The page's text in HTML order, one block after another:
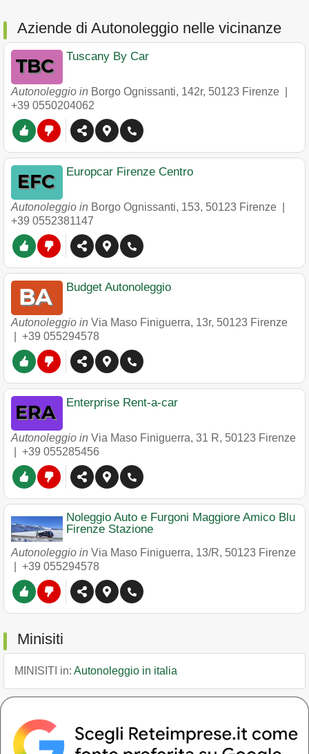
Aziende di Autonoleggio nelle vicinanze
Tuscany By Car
Autonoleggio in Borgo Ognissanti, 142r, 50123 Firenze
+39 0550204062
Europcar Firenze Centro
Autonoleggio in Borgo Ognissanti, 153, 50123 Firenze
+39 0552381147
Budget Autonoleggio
Autonoleggio in Via Maso Finiguerra, 13r, 50123 Firenze
+39 055294578
Enterprise Rent-a-car
Autonoleggio in Via Maso Finiguerra, 31 R, 50123 Firenze
+39 055285456
Noleggio Auto e Furgoni Maggiore Amico Blu
Firenze Stazione
Autonoleggio in Via Maso Finiguerra, 13/R, 50123 Firenze
+39 055294578
Minisiti
MINISITI in: Autonoleggio in italia